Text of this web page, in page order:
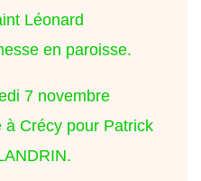
Léonard
en paroisse.
7 novembre
à Crécy pour Patrick